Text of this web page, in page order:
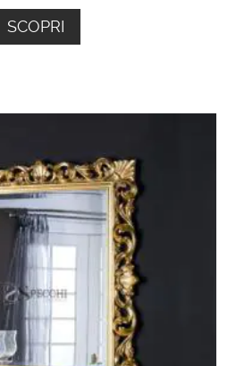
curato dai nostri
e maestria,
lo specchio
che cercavi?
catalogo o scrivici
, se sei
di specchio
scelto.
la tua ricerca!
SCOPRI